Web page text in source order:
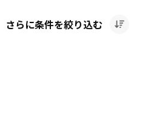
さらに条件を絞り込む